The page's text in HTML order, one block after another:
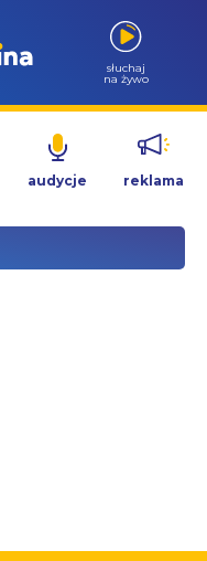
słuchaj
na żywo
audycje reklama